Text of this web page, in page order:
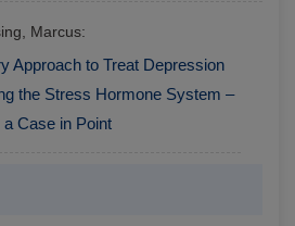
Marcus:
Approach to Treat Depression
the Stress Hormone System –
Case in Point